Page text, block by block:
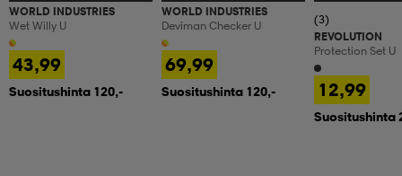
WORLD INDUSTRIES
Wet Willy U
43,99
Suositushinta 120,-
WORLD INDUSTRIES
Deviman Checker U
69,99
Suositushinta 120,-
(3)
REVOLUTION
Protection Set U
12,99
Suositushinta